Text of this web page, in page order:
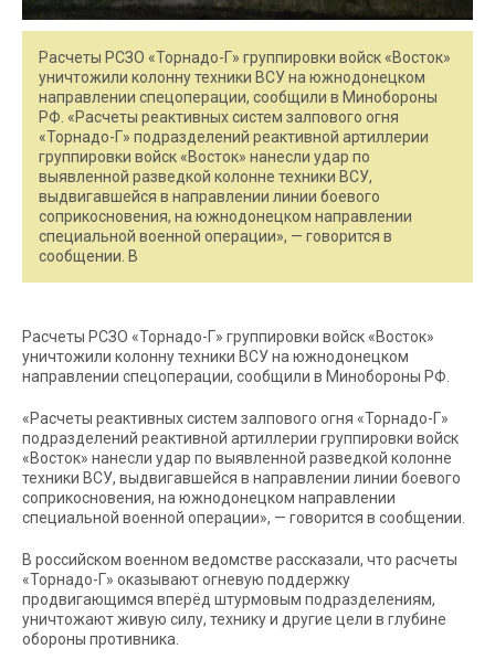
Расчеты РСЗО «Торнадо-Г» группировки войск «Восток»
уничтожили колонну техники ВСУ на южнодонецком
направлении спецоперации, сообщили в Минобороны
РФ. «Расчеты реактивных систем залпового огня
«Торнадо-Г» подразделений реактивной артиллерии
группировки войск «Восток» нанесли удар по
выявленной разведкой колонне техники ВСУ,
выдвигавшейся в направлении линии боевого
соприкосновения, на южнодонецком направлении
специальной военной операции», — говорится в
сообщении. В
Расчеты РСЗО «Торнадо-Г» группировки войск «Восток»
уничтожили колонну техники ВСУ на южнодонецком
направлении спецоперации, сообщили в Минобороны РФ.
«Расчеты реактивных систем залпового огня «Торнадо-Г»
подразделений реактивной артиллерии группировки войск
«Восток» нанесли удар по выявленной разведкой колонне
техники ВСУ, выдвигавшейся в направлении линии боевого
соприкосновения, на южнодонецком направлении
специальной военной операции», — говорится в сообщении.
В российском военном ведомстве рассказали, что расчеты
«Торнадо-Г» оказывают огневую поддержку
продвигающимся вперёд штурмовым подразделениям,
уничтожают живую силу, технику и другие цели в глубине
обороны противника.